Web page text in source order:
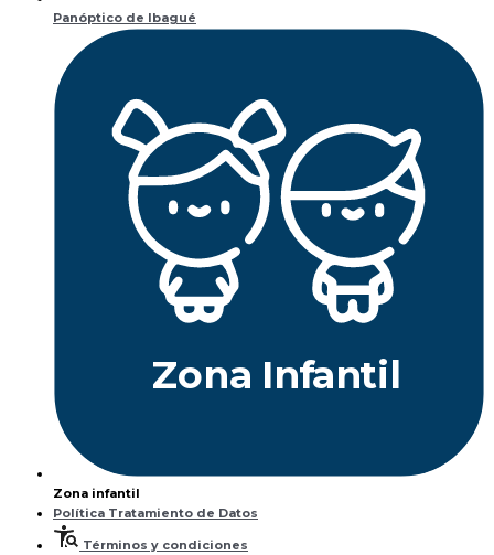
Panóptico de Ibagué
Zona Infantil
Zona infantil
Política Tratamiento de Datos
Términos y condiciones